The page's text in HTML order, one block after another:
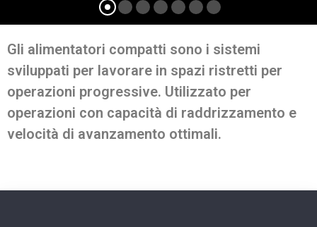
Gli alimentatori compatti sono i sistemi
sviluppati per lavorare in spazi ristretti per
operazioni progressive. Utilizzato per
operazioni con capacità di raddrizzamento e
velocità di avanzamento ottimali.